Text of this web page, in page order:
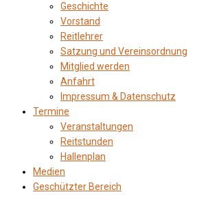
Geschichte
Vorstand
Reitlehrer
Satzung und Vereinsordnung
Mitglied werden
Anfahrt
Impressum & Datenschutz
Termine
Veranstaltungen
Reitstunden
Hallenplan
Medien
Geschützter Bereich